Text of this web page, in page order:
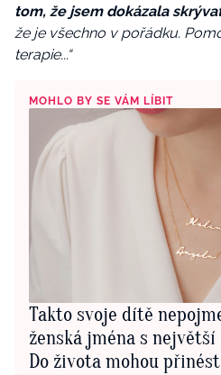
tom, že jsem dokázala
že je všechno v pořádku.
terapie...“
MOHLO BY SE VÁM LÍBIT
Takto svoje dítě
ženská jména s
Do života mohou